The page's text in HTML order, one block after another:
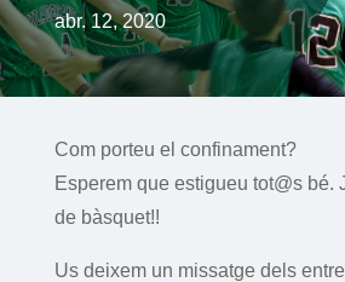
abr. 12, 2020
Com porteu el confinament?
Esperem que estigueu tot@s bé.
de bàsquet!!
Us deixem un missatge dels